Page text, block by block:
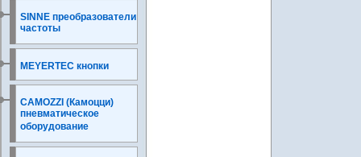
SINNE преобразователи
частоты
MEYERTEC кнопки
CAMOZZI (Камоцци)
пневматическое
оборудование